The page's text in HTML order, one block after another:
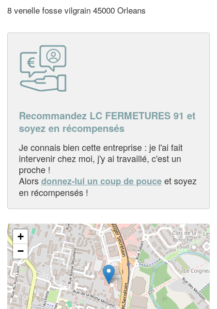
8 venelle fosse vilgrain 45000 Orleans
Recommandez LC FERMETURES 91 et
soyez en récompensés
Je connais bien cette entreprise : je l'ai fait
intervenir chez moi, j'y ai travaillé, c'est un
proche !
Alorsdonnez-lui un coup de pouceet soyez
en récompensés !
+
−
✕